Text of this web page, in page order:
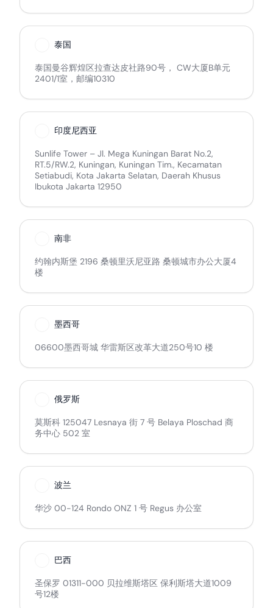
泰国
泰国曼谷辉煌区拉查达皮社路90号， CW大厦B单元
2401/1室，邮编10310
印度尼西亚
Sunlife Tower – Jl. Mega Kuningan Barat No.2,
RT.5/RW.2, Kuningan, Kuningan Tim., Kecamatan
Setiabudi, Kota Jakarta Selatan, Daerah Khusus
Ibukota Jakarta 12950
南非
约翰内斯堡 2196 桑顿里沃尼亚路 桑顿城市办公大厦4
楼
墨西哥
06600墨西哥城 华雷斯区改革大道250号10 楼
俄罗斯
莫斯科 125047 Lesnaya 街 7 号 Belaya Ploschad 商
务中心 502 室
波兰
华沙 00-124 Rondo ONZ 1 号 Regus 办公室
巴西
圣保罗 01311-000 贝拉维斯塔区 保利斯塔大道1009
号12楼